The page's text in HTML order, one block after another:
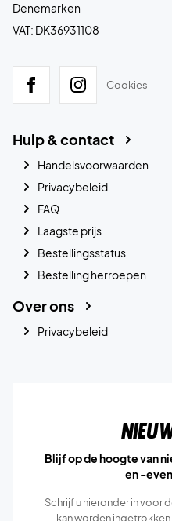
Denemarken
VAT: DK36931108
Cookies
Hulp & contact
Handelsvoorwaarden
Privacybeleid
FAQ
Laagste prijs
Bestellingsstatus
Bestelling herroepen
Over ons
Privacybeleid
Blijf op de hoogte van
en -
Schrijf u hieronder in voor
kan worden